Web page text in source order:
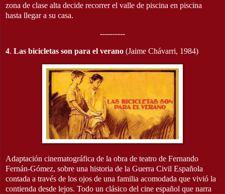
zona de clase alta decide recorrer el valle de piscina en piscina
hasta llegar a su casa.
----------
4. Las bicicletas son para el verano (Jaime Chávarri, 1984)
Adaptación cinematográfica de la obra de teatro de Fernando
Fernán-Gómez, sobre una historia de la Guerra Civil Española
contada a través de los ojos de una familia acomodada que vivió la
contienda desde lejos. Todo un clásico del cine español que narra